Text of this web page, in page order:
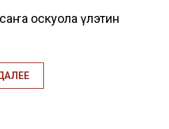
оскуола үлэтин